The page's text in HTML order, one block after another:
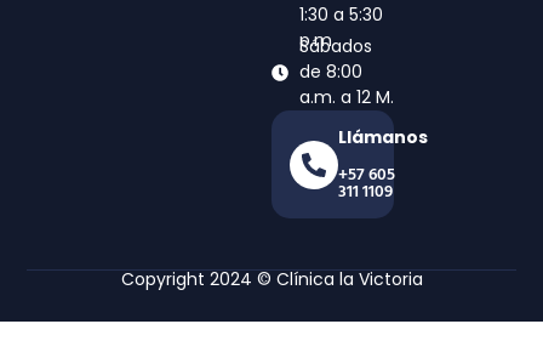
1:30 a 5:30
p.m
Sábados
de 8:00
a.m. a 12 M.
Llámanos
+57 605
311 1109
Copyright 2024 © Clínica la Victoria